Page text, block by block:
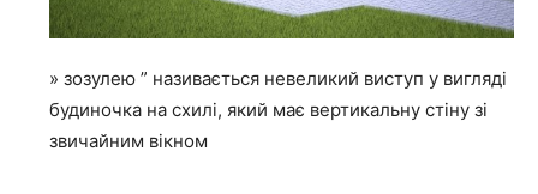
» зозулею ” називається невеликий виступ у вигляді
будиночка на схилі, який має вертикальну стіну зі
звичайним вікном